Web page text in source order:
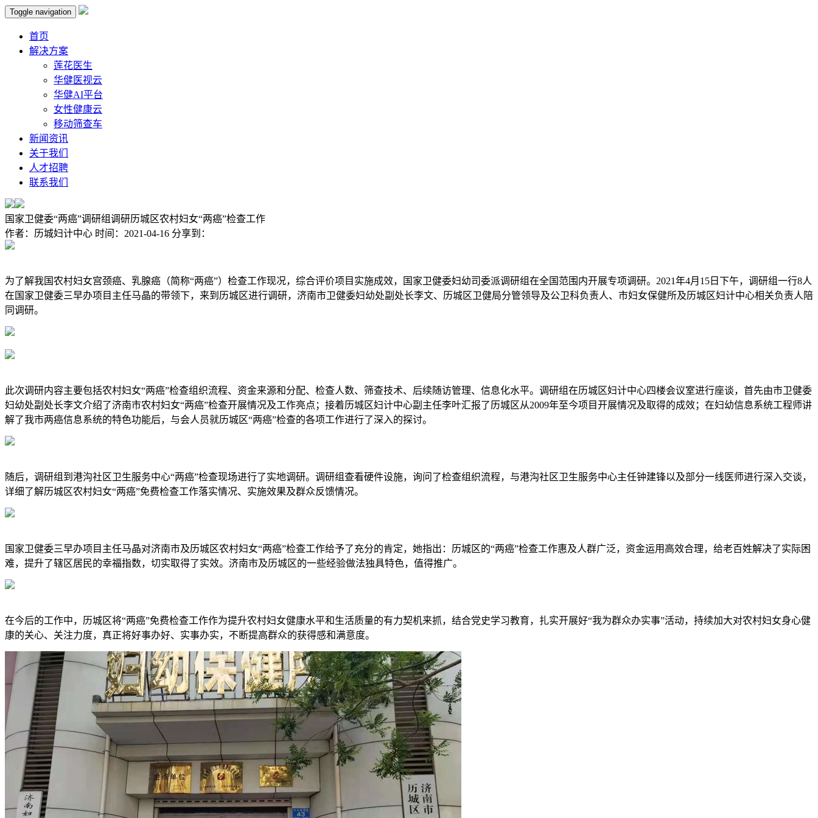
Toggle navigation
首页
解决方案
莲花医生
华健医视云
华健AI平台
女性健康云
移动筛查车
新闻资讯
关于我们
人才招聘
联系我们
国家卫健委“两癌”调研组调研历城区农村妇女“两癌”检查工作
作者： 历城妇计中心 时间： 2021-04-16 分享到：
为了解我国农村妇女宫颈癌、乳腺癌（简称“两癌”）检查工作现况，综合评价项目实施成效，国家卫健委妇幼司委派调研组在全国范围内开展专项调研。2021年4月15日下午，调研组一行8人
在国家卫健委三早办项目主任马晶的带领下，来到历城区进行调研，济南市卫健委妇幼处副处长李文、历城区卫健局分管领导及公卫科负责人、市妇女保健所及历城区妇计中心相关负责人陪
同调研。
此次调研内容主要包括农村妇女“两癌”检查组织流程、资金来源和分配、检查人数、筛查技术、后续随访管理、信息化水平。调研组在历城区妇计中心四楼会议室进行座谈，首先由市卫健委
妇幼处副处长李文介绍了济南市农村妇女“两癌”检查开展情况及工作亮点；接着历城区妇计中心副主任李叶汇报了历城区从2009年至今项目开展情况及取得的成效；在妇幼信息系统工程师讲
解了我市两癌信息系统的特色功能后，与会人员就历城区“两癌”检查的各项工作进行了深入的探讨。
随后，调研组到港沟社区卫生服务中心“两癌”检查现场进行了实地调研。调研组查看硬件设施，询问了检查组织流程，与港沟社区卫生服务中心主任钟建锋以及部分一线医师进行深入交谈，
详细了解历城区农村妇女“两癌”免费检查工作落实情况、实施效果及群众反馈情况。
国家卫健委三早办项目主任马晶对济南市及历城区农村妇女“两癌”检查工作给予了充分的肯定，她指出：历城区的“两癌”检查工作惠及人群广泛，资金运用高效合理，给老百姓解决了实际困
难，提升了辖区居民的幸福指数，切实取得了实效。济南市及历城区的一些经验做法独具特色，值得推广。
在今后的工作中，历城区将“两癌”免费检查工作作为提升农村妇女健康水平和生活质量的有力契机来抓，结合党史学习教育，扎实开展好“我为群众办实事”活动，持续加大对农村妇女身心健
康的关心、关注力度，真正将好事办好、实事办实，不断提高群众的获得感和满意度。